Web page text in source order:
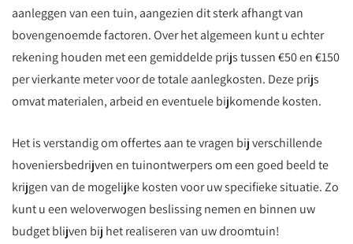
aanleggen van een tuin, aangezien dit sterk afhangt van
bovengenoemde factoren. Over het algemeen kunt u echter
rekening houden met een gemiddelde prijs tussen €50 en €150
per vierkante meter voor de totale aanlegkosten. Deze prijs
omvat materialen, arbeid en eventuele bijkomende kosten.
Het is verstandig om offertes aan te vragen bij verschillende
hoveniersbedrijven en tuinontwerpers om een goed beeld te
krijgen van de mogelijke kosten voor uw specifieke situatie. Zo
kunt u een weloverwogen beslissing nemen en binnen uw
budget blijven bij het realiseren van uw droomtuin!